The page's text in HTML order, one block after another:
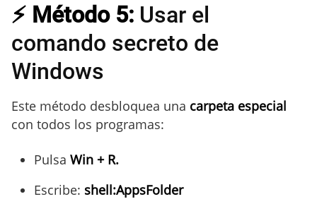
⚡ Método 5: Usar el
comando secreto de
Windows
Este método desbloquea una carpeta especial
con todos los programas:
Pulsa Win + R.
Escribe: shell:AppsFolder